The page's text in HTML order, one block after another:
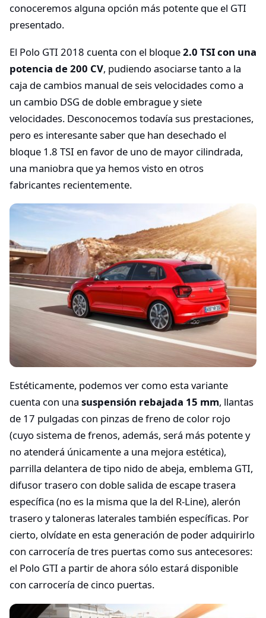
conoceremos alguna opción más potente que el GTI
presentado.
El Polo GTI 2018 cuenta con el bloque2.0 TSI con una
potencia de 200 CV, pudiendo asociarse tanto a la
caja de cambios manual de seis velocidades como a
un cambio DSG de doble embrague y siete
velocidades. Desconocemos todavía sus prestaciones,
pero es interesante saber que han desechado el
bloque 1.8 TSI en favor de uno de mayor cilindrada,
una maniobra que ya hemos visto en otros
fabricantes recientemente.
Estéticamente, podemos ver como esta variante
cuenta con una suspensión rebajada 15 mm, llantas
de 17 pulgadas con pinzas de freno de color rojo
(cuyo sistema de frenos, además, será más potente y
no atenderá únicamente a una mejora estética),
parrilla delantera de tipo nido de abeja, emblema GTI,
difusor trasero con doble salida de escape trasera
específica (no es la misma que la del R-Line), alerón
trasero y taloneras laterales también específicas. Por
cierto, olvídate en esta generación de poder adquirirlo
con carrocería de tres puertas como sus antecesores:
el Polo GTI a partir de ahora sólo estará disponible
con carrocería de cinco puertas.